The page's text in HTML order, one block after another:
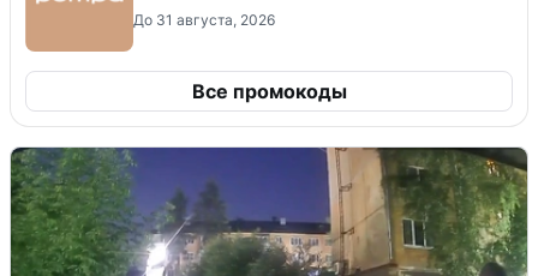
До 31 августа, 2026
Все промокоды